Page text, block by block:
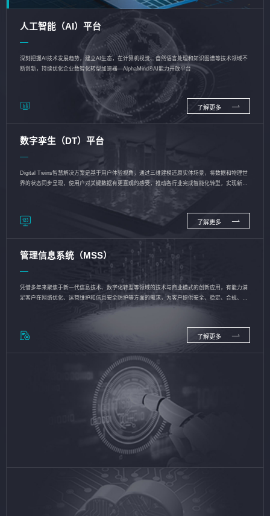
人工智能（AI）平台
深刻把握AI技术发展趋势，建立AI生态，在计算机视觉、自然语言处理和知识图谱等技术领域不
断创新，持续优化企业数智化转型加速器—AlphaMind®AI能力开放平台
了解更多
数字孪生（DT）平台
Digital Twins智慧解决方案是基于用户体验视角，通过三维建模还原实体场景，将数据和物理世
界的状态同步呈现，使用户对关键数据有更直观的感受，推动各行业完成智能化转型，实现新旧
了解更多
管理信息系统（MSS）
凭借多年来聚焦于新一代信息技术、数字化转型等领域的技术与商业模式的创新应用，有能力满
足客户在网络优化、运营维护和信息安全防护等方面的需求，为客户提供安全、稳定、合规、持
了解更多